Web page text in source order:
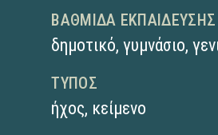
ΒΑΘΜΊΔΑ ΕΚΠΑΊΔΕΥΣΗΣ
δημοτικό,γυμνάσιο,
ΤΎΠΟΣ
ήχος, κείμενο